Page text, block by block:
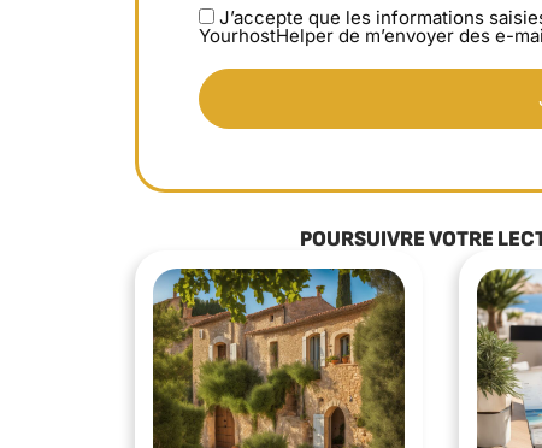
J’accepte que les informations
YourhostHelper de m’envoyer des e-
POURSUIVRE VOTRE